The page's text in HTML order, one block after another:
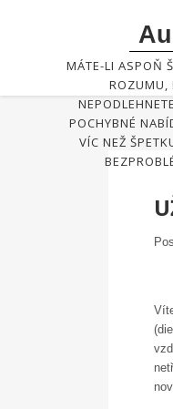
MÁTE-LI ASPOŇ
ROZUMU,
POCHYBNÉ
VÍC NEŽ